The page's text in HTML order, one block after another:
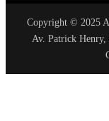
Copyright © 2025
Av. Patrick